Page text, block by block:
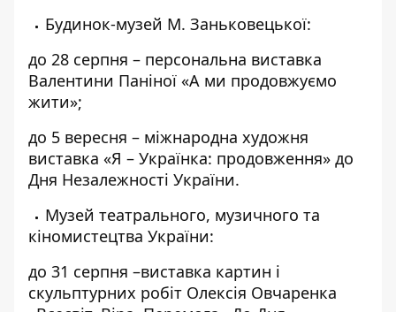
Будинок-музей М. Заньковецької:
до 28 серпня – персональна виставка
Валентини Паніної «А ми продовжуємо
жити»;
до 5 вересня – міжнародна художня
виставка «Я – Українка: продовження» до
Дня Незалежності України.
Музей театрального, музичного та
кіномистецтва України:
до 31 серпня –виставка картин і
скульптурних робіт Олексія Овчаренка